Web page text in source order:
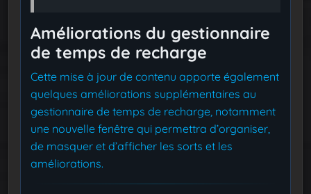
Améliorations du gestionnaire
de temps de recharge
Cette mise à jour de contenu apporte également
quelques améliorations supplémentaires au
gestionnaire de temps de recharge, notamment
une nouvelle fenêtre qui permettra d’organiser,
de masquer et d’afficher les sorts et les
améliorations.